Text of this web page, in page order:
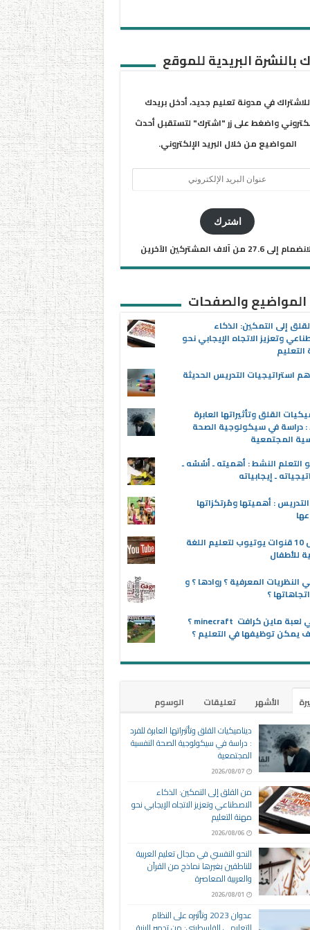
بالنشرة البريدية للموقع
للاشتراك في مدونة تعليم جديد، أدخل بريدك
واضغط على زر "اشترك" لتستقبل أحدث
المواضيع من خلال البريد الإلكتروني.
اشترك
إلى 27.6 من آلاف المشتركين الآخرين
المواضيع والصفحات
إلى التمكين: الذكاء
وتعزيز الاتجاه الإيجابي نحو
استراتيجيات التدريس الحديثة
القلق وتأثيراتها العابرة
: دراسة في سيكولوجية الصحة
المجتمعية
التعلم النشط : أهميته ـ أسُسُه ـ
ـ إيجابياته
: أهميتها ومُرتكزاتها
أفضل 10 قنوات يوتيوب لتعليم اللغة
للأطفال
النظريات المعرفية ؟ روادها ؟ و
؟
ماهي لعبة ماين كرافت minecraft ؟
يمكن توظيفها في التعليم ؟
الأشهر تعليقات
الوسوم
ديناميكيات القلق وتأثيراتها العابرة للفرد
: دراسة في سيكولوجية الصحة النفسية
المجتمعية
2026/08/07
من القلق إلى التمكين: الذكاء
الاصطناعي وتعزيز الاتجاه الإيجابي نحو
مهنة التعليم
2026/08/06
النحو النفسي في مجال تعليم العربية
للناطقين بغيرها نماذج من القرآن
والعربية المعاصرة
2026/08/01
عدوان 2023 وتأثيره على النظام